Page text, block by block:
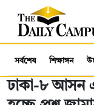
সর্বশেষ শিক্ষাঙ্গন
ঢাকা-৮ আসন